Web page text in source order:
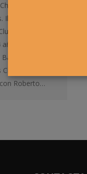
como
que fue
Tenis
las
de
Roberto…